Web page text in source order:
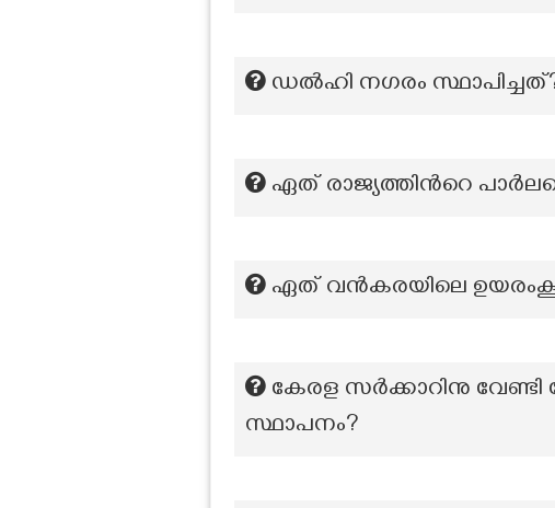
ഡൽഹി നഗരം
ഏത് രാജ്യത്തിൻറെ
ഏത് വൻകരയിലെ
കേരള സർക്കാറിനു വേണ്ടി
സ്ഥാപനം?